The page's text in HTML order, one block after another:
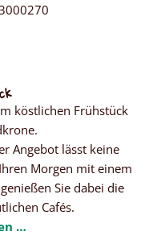
köstlichen Frühstück
Angebot lässt keine
Morgen mit einem
Sie dabei die
Cafés.
…